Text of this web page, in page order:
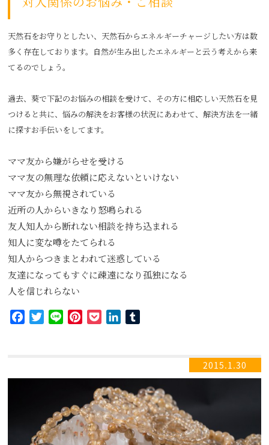
天然石をお守りとしたい、天然石からエネルギーチャージしたい方は数
多く存在しております。自然が生み出したエネルギーと云う考えから来
てるのでしょう。
過去、葵で下記のお悩みの相談を受けて、その方に相応しい天然石を見
つけると共に、悩みの解決をお客様の状況にあわせて、解決方法を一緒
に探すお手伝いをしてます。
ママ友から嫌がらせを受ける
ママ友の無理な依頼に応えないといけない
ママ友から無視されている
近所の人からいきなり怒鳴られる
友人知人から断れない相談を持ち込まれる
知人に変な噂をたてられる
知人からつきまとわれて迷惑している
友達になってもすぐに疎遠になり孤独になる
人を信じれらない
FacebookTwitterLine PinterestPocketLinkedIn
2015.1.30